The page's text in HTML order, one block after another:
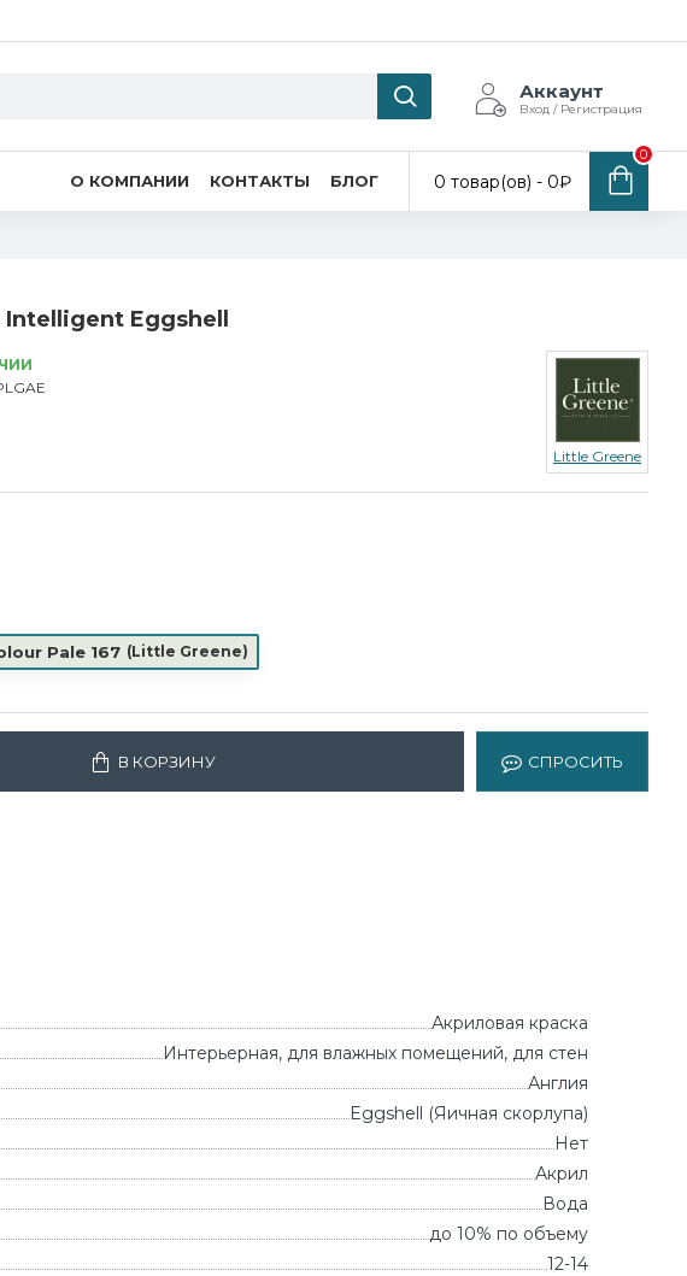
Аккаунт
Вход / Регистрация
О КОМПАНИИ КОНТАКТЫ БЛОГ 0 товар(ов) - 0₽
0
Eggshell
Little Greene
Pale 167 (Little Greene)
В КОРЗИНУ СПРОСИТЬ
Акриловая краска
Интерьерная, для влажных помещений, для стен
Англия
Eggshell (Яичная скорлупа)
Нет
Акрил
Вода
до 10% по объему
12-14